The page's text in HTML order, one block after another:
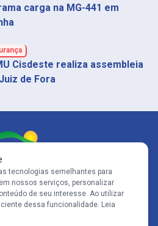
carga na MG-441 em
Cisdeste realiza assembleia
de Fora
- CNPJ: 10.570.353/0001-80 | Todos
tecnologias semelhantes para
nossos serviços, personalizar
de seu interesse. Ao utilizar
dessa funcionalidade. Leia